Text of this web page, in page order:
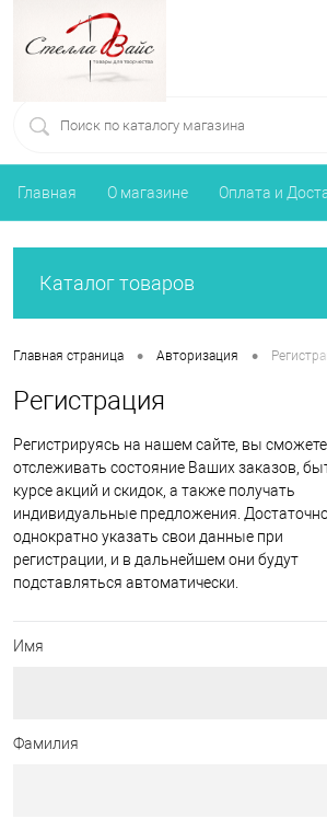
Главная О магазине Оплата и
Каталог товаров
Главная страница • Авторизация •
Регистрация
Регистрируясь на нашем сайте, вы сможете
отслеживать состояние Ваших заказов,
курсе акций и скидок, а также получать
индивидуальные предложения.
однократно указать свои данные при
регистрации, и в дальнейшем они будут
подставляться автоматически.
Имя
Фамилия